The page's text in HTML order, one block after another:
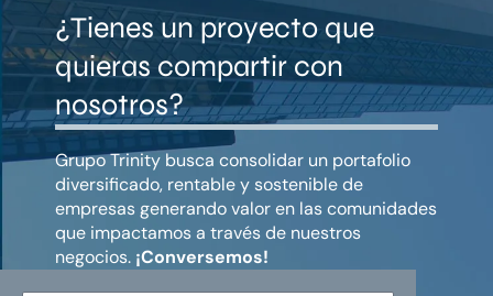
i
¿Tienes un proyecto que
quieras compartir con
nosotros?
Grupo Trinity busca consolidar un portafolio
diversificado, rentable y sostenible de
empresas generando valor en las comunidades
que impactamos a través de nuestros
negocios. ¡Conversemos!